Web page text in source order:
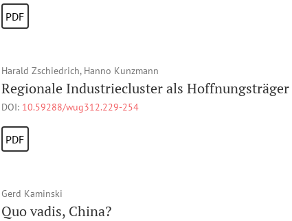
PDF
Harald Zschiedrich, Hanno Kunzmann
Regionale Industriecluster als
DOI: 10.59288/wug312.229-254
PDF
Gerd Kaminski
Quo vadis, China?